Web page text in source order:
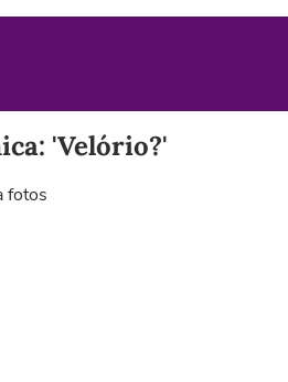
'Velório?'
fotos